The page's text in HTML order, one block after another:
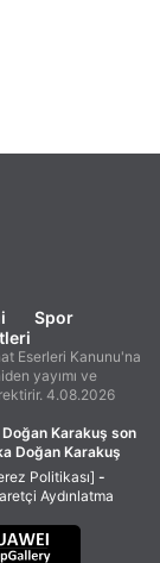
Spor
Eserleri Kanunu'na
yayımı ve
4.08.2026
Karakuş son
Doğan Karakuş
Politikası] -
Aydınlatma